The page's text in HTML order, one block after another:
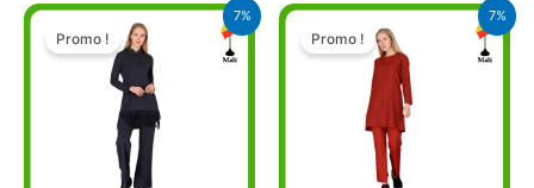
7%
Promo !
Le
prix
initial
était :
28.900 CFA.
Le
actuel
7%
Promo !
Le
prix
initial
était :
28.900 CFA.
Le
actuel